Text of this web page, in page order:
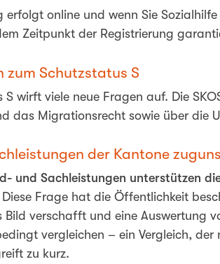
erfolgt online und wenn Sie
Zeitpunkt der Registrierung
zum Schutzstatus S
S wirft viele neue Fragen auf. Die
das Migrationsrecht sowie über die
der Kantone
und Sachleistungen unterstützen
Frage hat die Öffentlichkeit
Bild verschafft und eine Auswertung
vergleichen – ein Vergleich,
zu kurz.